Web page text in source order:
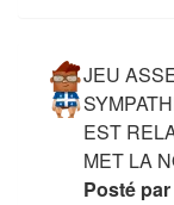
JEU
EST
MET LA
Posté